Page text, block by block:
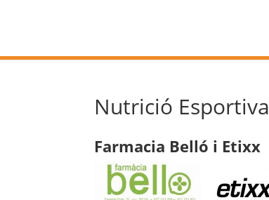
Nutrició Esportiva
Farmacia Belló i Etixx